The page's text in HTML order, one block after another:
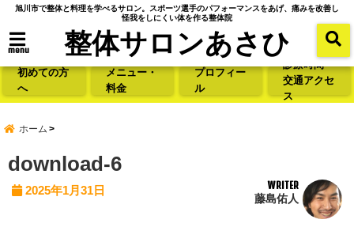
旭川市で整体と料理を学べるサロン。スポーツ選手のパフォーマンスをあげ、痛みを改善し
怪我をしにくい体を作る整体院
menu 整体サロンあさひ
初めての方
へ
メニュー・
料金
プロフィー
ル
診療時間・
交通アクセ
ス
ホーム
download-6
2025年1月31日 WRITER
藤島佑人